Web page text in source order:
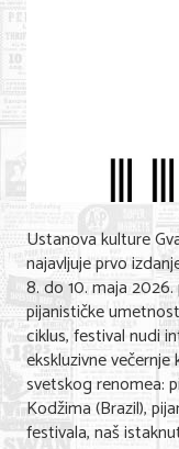
Ustanova kulture
najavljuje prvo
8. do 10. maja
pijanističke
ciklus, festival nudi
ekskluzivne
svetskog renomea:
Kodžima (Brazil),
festivala, naš